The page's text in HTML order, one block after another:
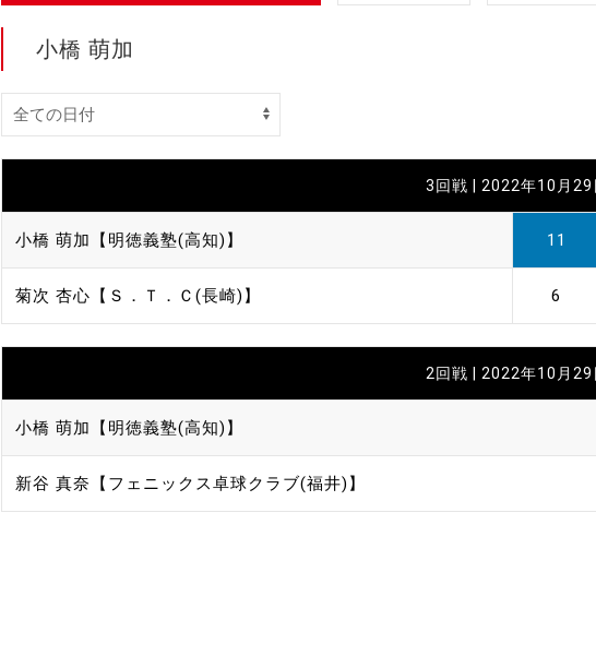
その他
公認メーカー一覧
委員会
指導者養成委員会
スポーツ医・科学委員会
アンチ・ドーピング委員
会
ハンドブックデータ
事業計画・事業報告
スポーツ振興くじ助成事業
加盟団体登録人数
関連組織一覧
小橋 萌加
3回戦 | 2022年10月
小橋 萌加【明徳義塾(高知)】 11
菊次 杏心【Ｓ．Ｔ．Ｃ(長崎)】 6
2回戦 | 2022年10月
小橋 萌加【明徳義塾(高知)】
新谷 真奈【フェニックス卓球クラブ(福井)】